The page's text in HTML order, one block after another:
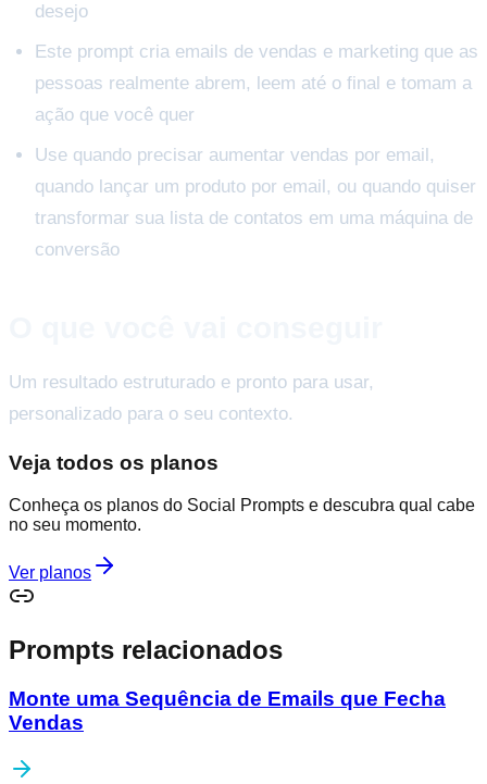
desejo
Este prompt cria emails de vendas e marketing que as
pessoas realmente abrem, leem até o final e tomam a
ação que você quer
Use quando precisar aumentar vendas por email,
quando lançar um produto por email, ou quando quiser
transformar sua lista de contatos em uma máquina de
conversão
Um resultado estruturado e pronto para usar,
personalizado para o seu contexto.
Veja todos os planos
Conheça os planos do Social Prompts e descubra qual cabe
no seu momento.
Ver planos
Prompts relacionados
Monte uma Sequência de Emails que Fecha
Vendas